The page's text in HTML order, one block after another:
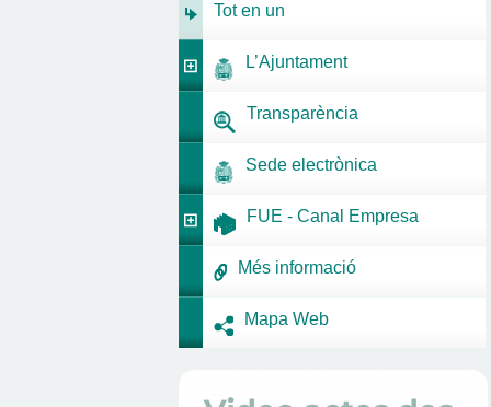
Tot en un
L’Ajuntament
Transparència
Sede electrònica
FUE - Canal Empresa
Més informació
Mapa Web